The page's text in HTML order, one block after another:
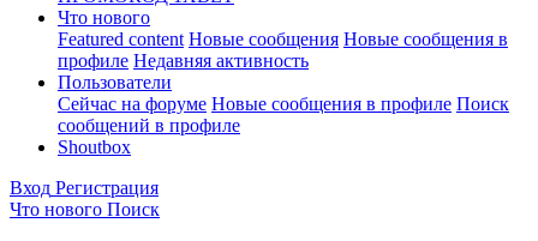
Что нового
Featured content Новые сообщения Новые сообщения в
профиле Недавняя активность
Пользователи
Сейчас на форуме Новые сообщения в профиле Поиск
сообщений в профиле
Shoutbox
Вход Регистрация
Что нового Поиск